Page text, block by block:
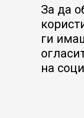
За да
ги
на